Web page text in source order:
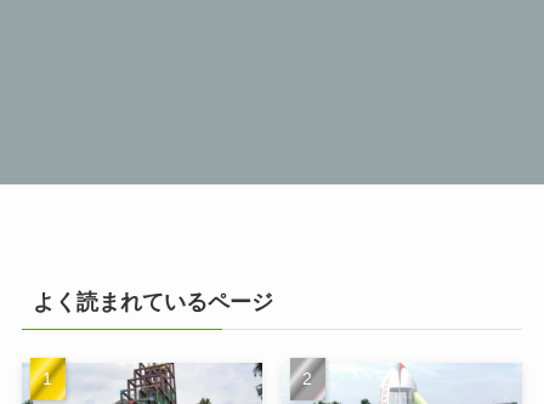
よく読まれているページ